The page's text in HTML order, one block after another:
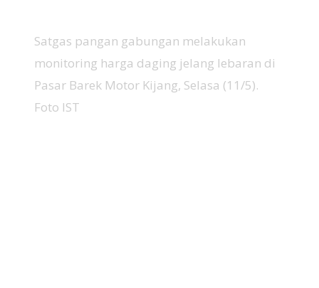
Satgas pangan gabungan melakukan
monitoring harga daging jelang lebaran di
Pasar Barek Motor Kijang, Selasa (11/5).
Foto IST